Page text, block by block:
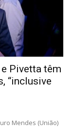
Pivetta têm
“inclusive
Mendes (União)